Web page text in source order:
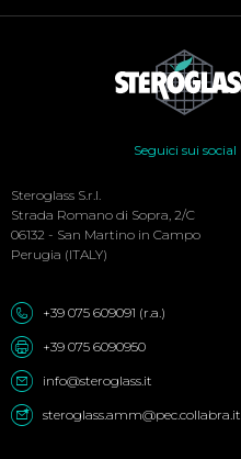
Menu
Seguici sui social
Steroglass S.r.l.
Strada Romano di Sopra, 2/C
06132 - San Martino in Campo
Perugia (ITALY)
+39 075 609091 (r.a.)
+39 075 6090950
info@steroglass.it
steroglass.amm@pec.collabra.it